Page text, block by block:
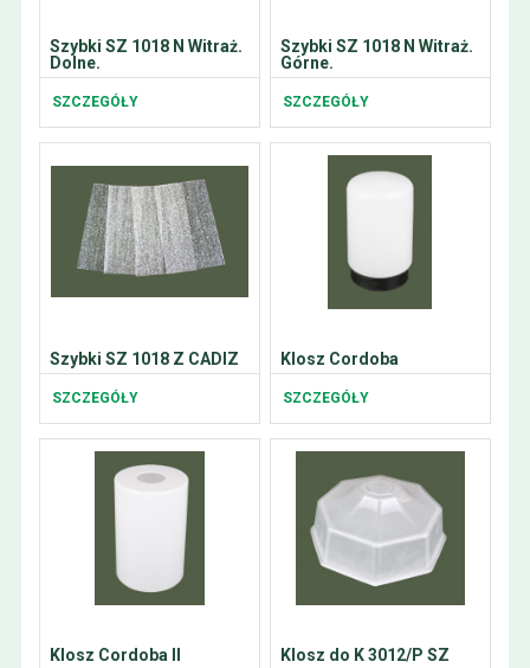
Szybki SZ 1018 N Witraż.
Dolne.
SZCZEGÓŁY
Szybki SZ 1018 N Witraż.
Górne.
SZCZEGÓŁY
Szybki SZ 1018 Z CADIZ
SZCZEGÓŁY
Klosz Cordoba
SZCZEGÓŁY
Klosz Cordoba II Klosz do K 3012/P SZ